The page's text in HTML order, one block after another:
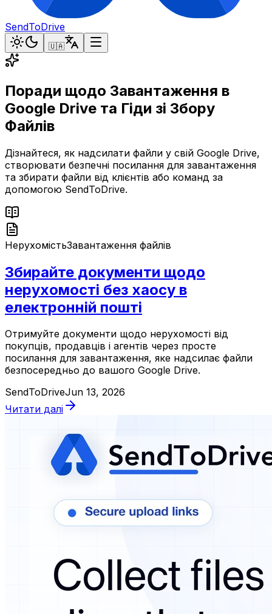
SendToDrive
🇺🇦
Поради щодо Завантаження в
Google Drive та Гіди зі Збору
Файлів
Дізнайтеся, як надсилати файли у свій Google Drive,
створювати безпечні посилання для завантаження
та збирати файли від клієнтів або команд за
допомогою SendToDrive.
НерухомістьЗавантаження файлів
Збирайте документи щодо
нерухомості без хаосу в
електронній пошті
Отримуйте документи щодо нерухомості від
покупців, продавців і агентів через просте
посилання для завантаження, яке надсилає файли
безпосередньо до вашого Google Drive.
SendToDriveJun 13, 2026
Читати далі